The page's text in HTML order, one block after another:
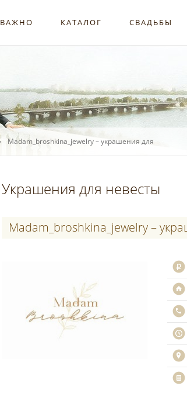
ВАЖНО КАТАЛОГ СВАДЬБЫ
Madam_broshkina_jewelry – украшения для
Украшения для невесты
Madam_broshkina_jewelry –